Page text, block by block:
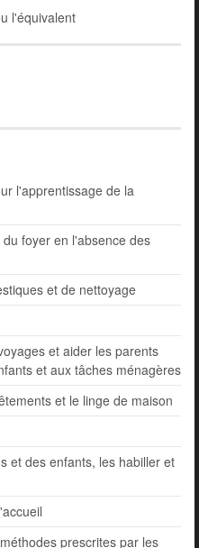
l'équivalent
l'apprentissage de la
foyer en l'absence des
et de nettoyage
et aider les parents
et aux tâches ménagères
et le linge de maison
et des enfants, les habiller et
prescrites par les